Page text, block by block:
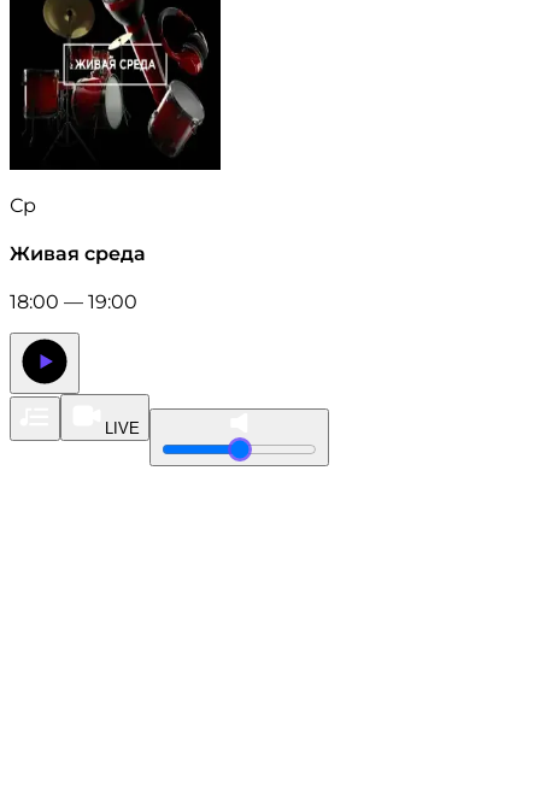
Ср
Живая среда
18:00 — 19:00
LIVE